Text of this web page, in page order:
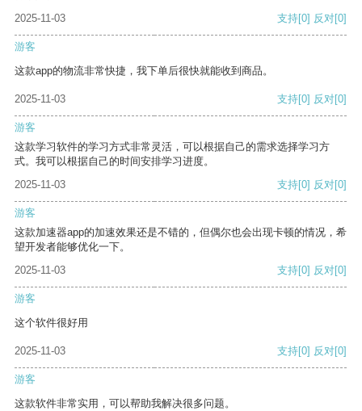
2025-11-03
支持[0] 反对[0]
游客
这款app的物流非常快捷，我下单后很快就能收到商品。
2025-11-03 支持[0] 反对[0]
游客
这款学习软件的学习方式非常灵活，可以根据自己的需求选择学习方
式。我可以根据自己的时间安排学习进度。
2025-11-03
支持[0] 反对[0]
游客
这款加速器app的加速效果还是不错的，但偶尔也会出现卡顿的情况，希
望开发者能够优化一下。
2025-11-03
支持[0] 反对[0]
游客
这个软件很好用
2025-11-03 支持[0] 反对[0]
游客
这款软件非常实用，可以帮助我解决很多问题。